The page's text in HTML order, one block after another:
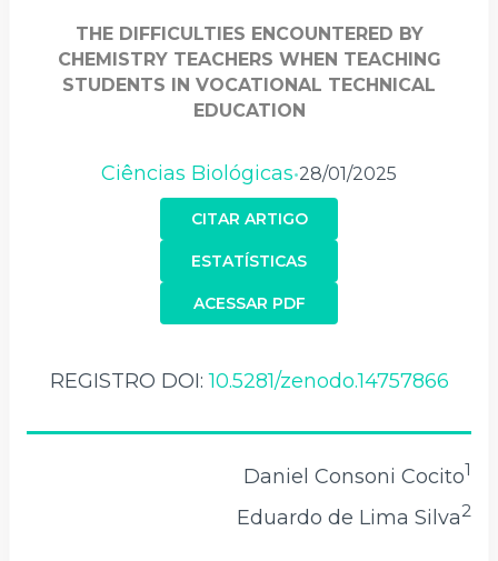
THE DIFFICULTIES ENCOUNTERED BY
CHEMISTRY TEACHERS WHEN TEACHING
STUDENTS IN VOCATIONAL TECHNICAL
EDUCATION
Ciências Biológicas•28/01/2025
CITAR ARTIGO
ACESSAR PDF
ESTATÍSTICAS
REGISTRO DOI:10.5281/zenodo.14757866
Daniel Consoni Cocito1
Eduardo de Lima Silva2